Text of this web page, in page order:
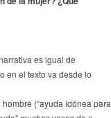
es igual de
en el texto va desde lo
(“ayuda idónea para